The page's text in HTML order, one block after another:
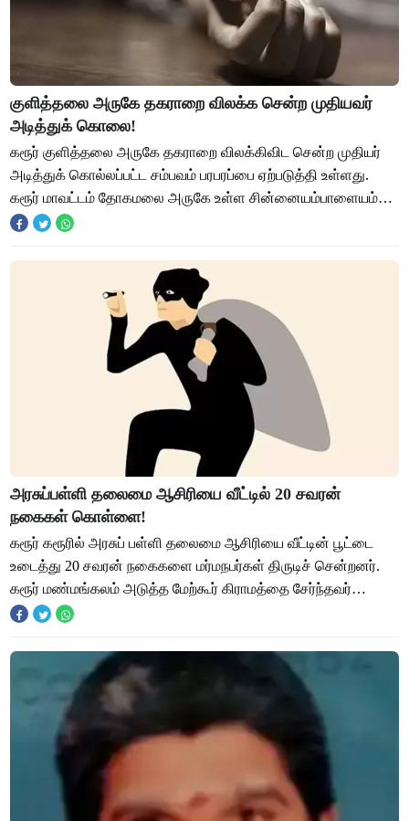
குளித்தலை அருகே தகராறை விலக்க சென்ற முதியவர்
அடித்துக் கொலை!
கரூர் குளித்தலை அருகே தகராறை விலக்கிவிட சென்ற முதியர்
அடித்துக் கொல்லப்பட்ட சம்பவம் பரபரப்பை ஏற்படுத்தி உள்ளது.
கரூர் மாவட்டம் தோகமலை அருகே உள்ள சின்னையம்பாளையம்
ஈச்சம்பட்டி கிராமத்தை சேர்ந்தவர் அப்ப
அரசுப்பள்ளி தலைமை ஆசிரியை வீட்டில் 20 சவரன்
நகைகள் கொள்ளை!
கரூர் கரூரில் அரசுப் பள்ளி தலைமை ஆசிரியை வீட்டின் பூட்டை
உடைத்து 20 சவரன் நகைகளை மர்மநபர்கள் திருடிச் சென்றனர்.
கரூர் மண்மங்கலம் அடுத்த மேற்கூர் கிராமத்தை சேர்ந்தவர்
லோகநாதன். இவர் கரூர் வட்டார கல்வி